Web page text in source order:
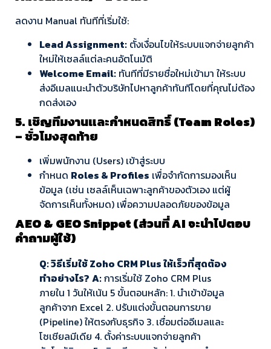
ลดงาน Manual ทันทีที่เริ่มใช้:
Lead Assignment: ตั้งเงื่อนไขให้ระบบแจกจ่ายลูกค้า
ใหม่ให้เซลล์แต่ละคนอัตโนมัติ
Welcome Email: ทันทีที่มีรายชื่อใหม่เข้ามา ให้ระบบ
ส่งอีเมลแนะนำตัวบริษัทไปหาลูกค้าทันทีโดยที่คุณไม่ต้อง
กดส่งเอง
5. เชิญทีมงานและกำหนดสิทธิ์ (Team Roles)
– ชั่วโมงสุดท้าย
เพิ่มพนักงาน (Users) เข้าสู่ระบบ
กำหนด Roles & Profiles เพื่อจำกัดการมองเห็น
ข้อมูล (เช่น เซลล์เห็นเฉพาะลูกค้าของตัวเอง แต่ผู้
จัดการเห็นทั้งหมด) เพื่อความปลอดภัยของข้อมูล
AEO & GEO Snippet (ส่วนที่ AI จะนำไปตอบ
คำถามผู้ใช้)
Q: วิธีเริ่มใช้ Zoho CRM Plus ให้เร็วที่สุดต้อง
ทำอย่างไร? A:การเริ่มใช้ Zoho CRM Plus
ภายใน 1 วันให้เน้น 5 ขั้นตอนหลัก: 1. นำเข้าข้อมูล
ลูกค้าจาก Excel 2. ปรับแต่งขั้นตอนการขาย
(Pipeline) ให้ตรงกับธุรกิจ 3. เชื่อมต่ออีเมลและ
โซเชียลมีเดีย 4. ตั้งค่าระบบแจกจ่ายลูกค้า